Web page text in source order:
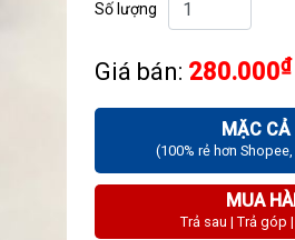
Số lượng
Giá bán: 280.000₫
MẶC CẢ
(100% rẻ hơn
MUA
Trả sau | Trả góp